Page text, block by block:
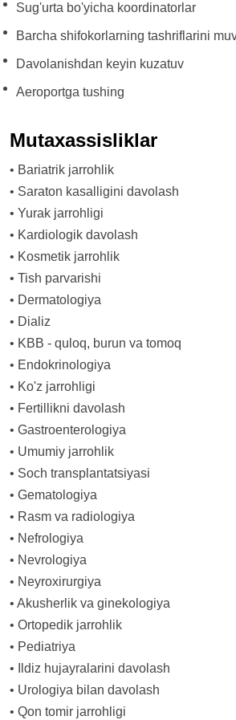
Sug'urta bo'yicha koordinatorlar
Barcha shifokorlarning tashriflarini
Davolanishdan keyin kuzatuv
Aeroportga tushing
Mutaxassisliklar
• Bariatrik jarrohlik
• Saraton kasalligini davolash
• Yurak jarrohligi
• Kardiologik davolash
• Kosmetik jarrohlik
• Tish parvarishi
• Dermatologiya
• Dializ
• KBB - quloq, burun va tomoq
• Endokrinologiya
• Ko'z jarrohligi
• Fertillikni davolash
• Gastroenterologiya
• Umumiy jarrohlik
• Soch transplantatsiyasi
• Gematologiya
• Rasm va radiologiya
• Nefrologiya
• Nevrologiya
• Neyroxirurgiya
• Akusherlik va ginekologiya
• Ortopedik jarrohlik
• Pediatriya
•
Ildiz hujayralarini davolash
• Urologiya bilan davolash
• Qon tomir jarrohligi